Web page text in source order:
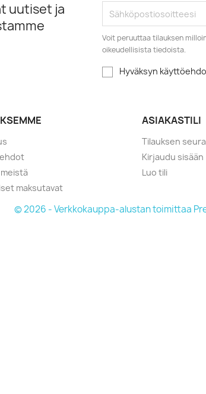
uutiset ja
Voit peruuttaa tilauksen
oikeudellisista tiedoista.
Hyväksyn
maksutavat
ASIAKASTILI
Tilauksen
Kirjaudu sisään
Luo tili
© 2026 - Verkkokauppa-alustan toimittaa